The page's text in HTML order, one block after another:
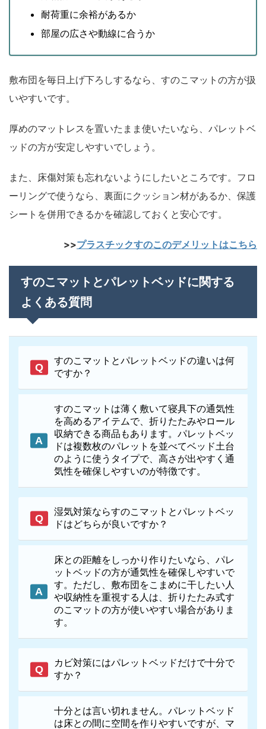
耐荷重に余裕があるか
部屋の広さや動線に合うか
敷布団を毎日上げ下ろしするなら、すのこマットの方が扱
いやすいです。
厚めのマットレスを置いたまま使いたいなら、パレットベ
ッドの方が安定しやすいでしょう。
また、床傷対策も忘れないようにしたいところです。フロ
ーリングで使うなら、裏面にクッション材があるか、保護
シートを併用できるかを確認しておくと安心です。
>>プラスチックすのこのデメリットはこちら
すのこマットとパレットベッドに関する
よくある質問
すのこマットとパレットベッドの違いは何
ですか？
すのこマットは薄く敷いて寝具下の通気性
を高めるアイテムで、折りたたみやロール
収納できる商品もあります。パレットベッ
ドは複数枚のパレットを並べてベッド土台
のように使うタイプで、高さが出やすく通
気性を確保しやすいのが特徴です。
湿気対策ならすのこマットとパレットベッ
ドはどちらが良いですか？
床との距離をしっかり作りたいなら、パレ
ットベッドの方が通気性を確保しやすいで
す。ただし、敷布団をこまめに干したい人
や収納性を重視する人は、折りたたみ式す
のこマットの方が使いやすい場合がありま
す。
カビ対策にはパレットベッドだけで十分で
すか？
十分とは言い切れません。パレットベッド
は床との間に空間を作りやすいですが、マ